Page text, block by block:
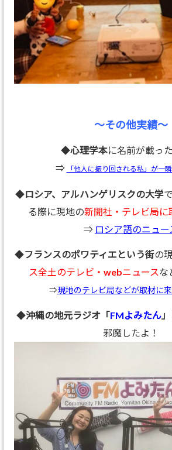
～その他実績～
◆心理学本に名前が載っ
⇒
「他人に振り回される私」が一
◆ロシア、アルハンゲリスクの大学
る際に現地の新聞社・テレビ局に
⇒ ロシア語のニュー
◆フランスのポワティエという街の
ス全土のテレビ・webニュース な
⇒現地のテレビ局などが取材に
◆沖縄の地元ラジオ「FMよみたん 」
邪魔したよ！